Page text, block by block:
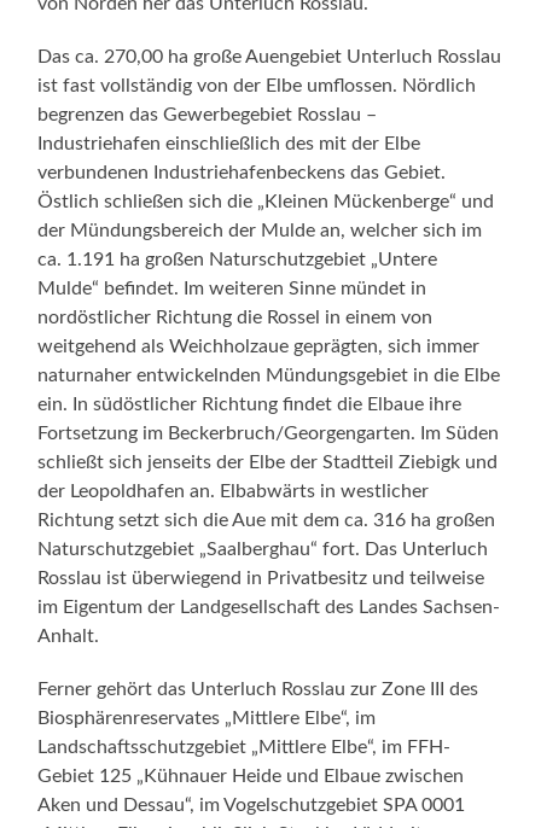
Das ca. 270,00 ha große Auengebiet Unterluch Rosslau
ist fast vollständig von der Elbe umflossen. Nördlich
begrenzen das Gewerbegebiet Rosslau –
Industriehafen einschließlich des mit der Elbe
verbundenen Industriehafenbeckens das Gebiet.
Östlich schließen sich die „Kleinen Mückenberge“ und
der Mündungsbereich der Mulde an, welcher sich im
ca. 1.191 ha großen Naturschutzgebiet „Untere
Mulde“ befindet. Im weiteren Sinne mündet in
nordöstlicher Richtung die Rossel in einem von
weitgehend als Weichholzaue geprägten, sich immer
naturnaher entwickelnden Mündungsgebiet in die Elbe
ein. In südöstlicher Richtung findet die Elbaue ihre
Fortsetzung im Beckerbruch/Georgengarten. Im Süden
schließt sich jenseits der Elbe der Stadtteil Ziebigk und
der Leopoldhafen an. Elbabwärts in westlicher
Richtung setzt sich die Aue mit dem ca. 316 ha großen
Naturschutzgebiet „Saalberghau“ fort. Das Unterluch
Rosslau ist überwiegend in Privatbesitz und teilweise
im Eigentum der Landgesellschaft des Landes Sachsen-
Anhalt.
Ferner gehört das Unterluch Rosslau zur Zone III des
Biosphärenreservates „Mittlere Elbe“, im
Landschaftsschutzgebiet „Mittlere Elbe“, im FFH-
Gebiet 125 „Kühnauer Heide und Elbaue zwischen
Aken und Dessau“, im Vogelschutzgebiet SPA 0001